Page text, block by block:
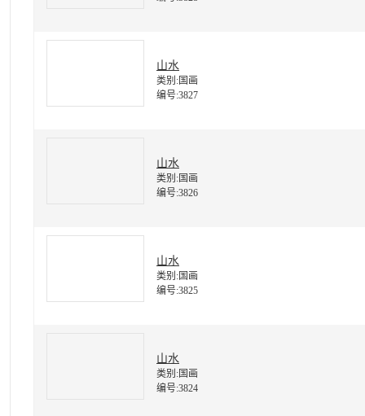
山水
类别:国画
编号:3827
山水
类别:国画
编号:3826
山水
类别:国画
编号:3825
山水
类别:国画
编号:3824